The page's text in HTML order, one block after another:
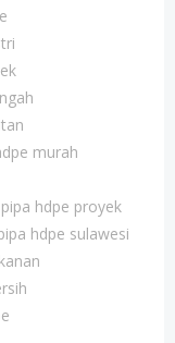
murah
pipa hdpe proyek
hdpe sulawesi